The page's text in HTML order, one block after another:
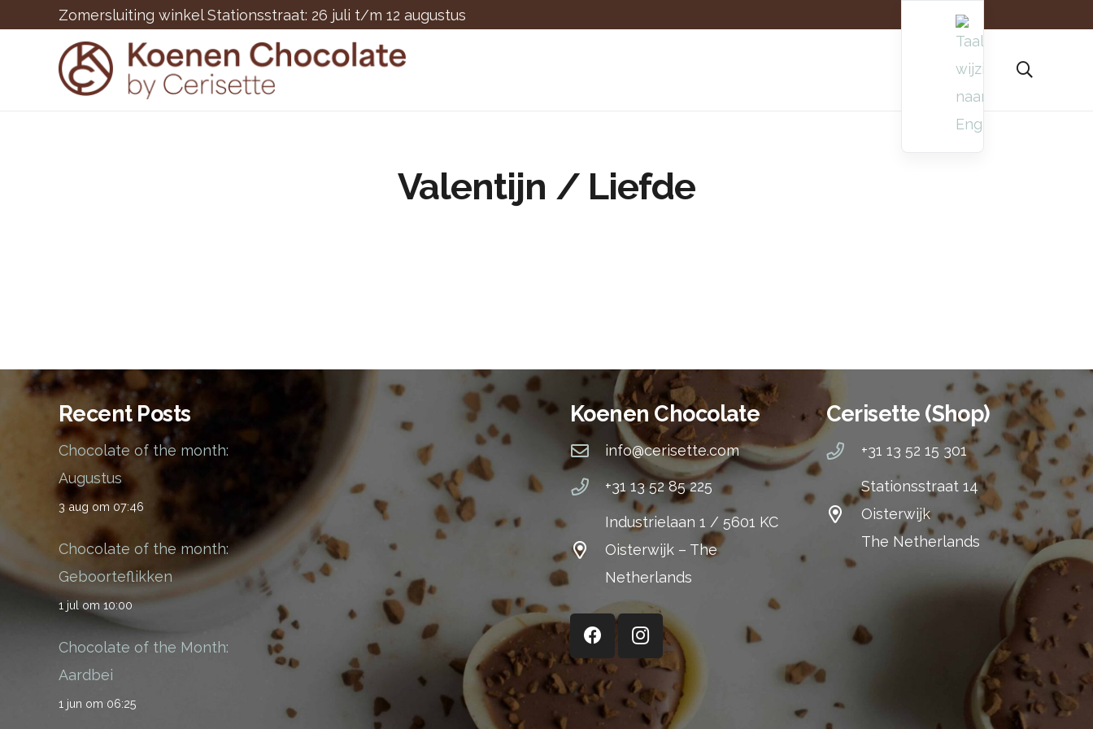
Zomersluiting winkel Stationsstraat: 26 juli t/m 12 augustus
Valentijn / Liefde
Recent Posts
Chocolate of the month:
Augustus
3 aug om 07:46
Chocolate of the month:
Geboorteflikken
1 jul om 10:00
Chocolate of the Month:
Aardbei
1 jun om 06:25
Koenen Chocolate
info@cerisette.com
+31 13 52 85 225
Industrielaan 1 / 5601 KC
Oisterwijk – The
Netherlands
Cerisette (Shop)
+31 13 52 15 301
Stationsstraat 14
Oisterwijk
The Netherlands